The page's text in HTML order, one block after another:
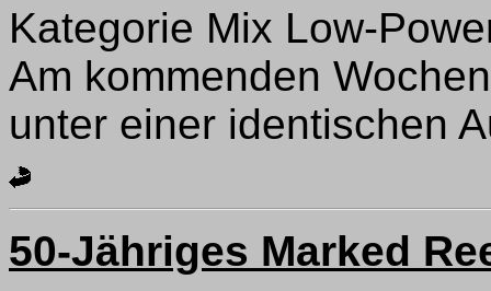
Kategorie Mix Low-
Am kommenden
unter einer identischen
50-Jähriges Marked